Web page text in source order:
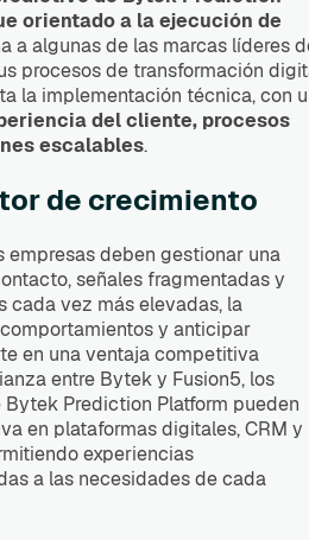
orientado a la ejecución de
a algunas de las marcas líderes
procesos de transformación
la implementación técnica, con
del cliente, procesos
escalables.
de crecimiento
empresas deben gestionar una
señales fragmentadas y
cada vez más elevadas, la
y anticipar
en una ventaja competitiva
entre Bytek y Fusion5, los
Prediction Platform pueden
en plataformas digitales, CRM y
experiencias
a las necesidades de cada